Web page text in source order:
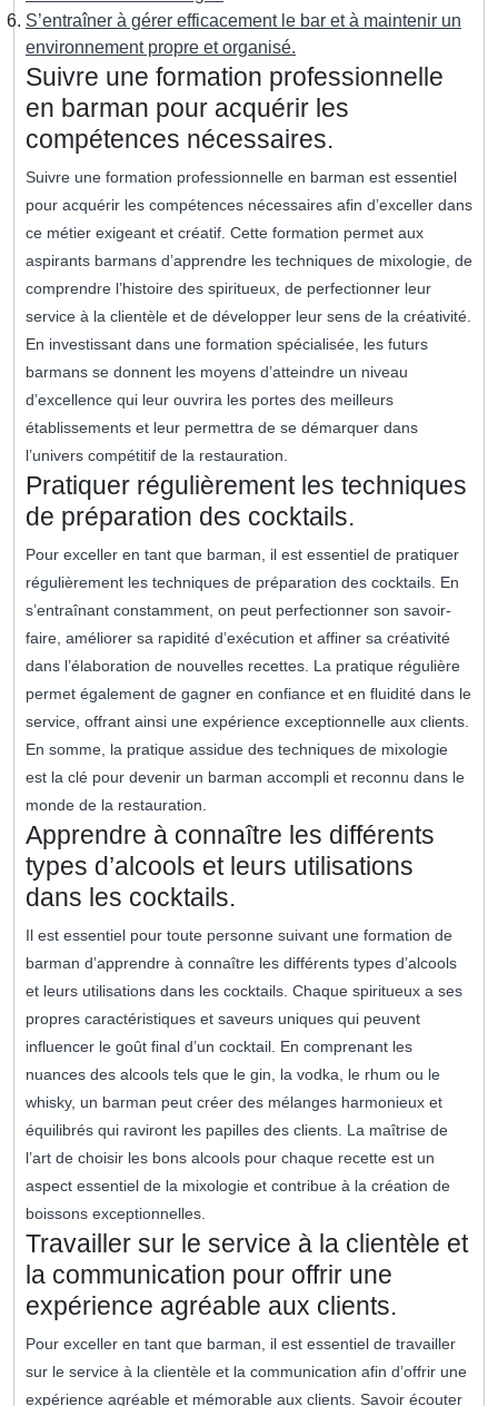
S’entraîner à gérer efficacement le bar et à maintenir un
environnement propre et organisé.
Suivre une formation professionnelle
en barman pour acquérir les
compétences nécessaires.
Suivre une formation professionnelle en barman est essentiel
pour acquérir les compétences nécessaires afin d’exceller dans
ce métier exigeant et créatif. Cette formation permet aux
aspirants barmans d’apprendre les techniques de mixologie, de
comprendre l’histoire des spiritueux, de perfectionner leur
service à la clientèle et de développer leur sens de la créativité.
En investissant dans une formation spécialisée, les futurs
barmans se donnent les moyens d’atteindre un niveau
d’excellence qui leur ouvrira les portes des meilleurs
établissements et leur permettra de se démarquer dans
l’univers compétitif de la restauration.
Pratiquer régulièrement les techniques
de préparation des cocktails.
Pour exceller en tant que barman, il est essentiel de pratiquer
régulièrement les techniques de préparation des cocktails. En
s’entraînant constamment, on peut perfectionner son savoir-
faire, améliorer sa rapidité d’exécution et affiner sa créativité
dans l’élaboration de nouvelles recettes. La pratique régulière
permet également de gagner en confiance et en fluidité dans le
service, offrant ainsi une expérience exceptionnelle aux clients.
En somme, la pratique assidue des techniques de mixologie
est la clé pour devenir un barman accompli et reconnu dans le
monde de la restauration.
Apprendre à connaître les différents
types d’alcools et leurs utilisations
dans les cocktails.
Il est essentiel pour toute personne suivant une formation de
barman d’apprendre à connaître les différents types d’alcools
et leurs utilisations dans les cocktails. Chaque spiritueux a ses
propres caractéristiques et saveurs uniques qui peuvent
influencer le goût final d’un cocktail. En comprenant les
nuances des alcools tels que le gin, la vodka, le rhum ou le
whisky, un barman peut créer des mélanges harmonieux et
équilibrés qui raviront les papilles des clients. La maîtrise de
l’art de choisir les bons alcools pour chaque recette est un
aspect essentiel de la mixologie et contribue à la création de
boissons exceptionnelles.
Travailler sur le service à la clientèle et
la communication pour offrir une
expérience agréable aux clients.
Pour exceller en tant que barman, il est essentiel de travailler
sur le service à la clientèle et la communication afin d’offrir une
expérience agréable et mémorable aux clients. Savoir écouter